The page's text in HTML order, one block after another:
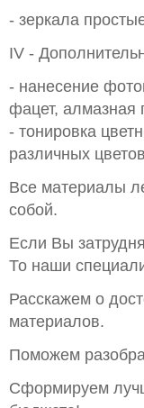
- зеркала
IV -
- нанесение
фацет, алмазная
- тонировка
различных
Все материалы
собой.
Если Вы
То наши
Расскажем о
материалов.
Поможем
Сформируем